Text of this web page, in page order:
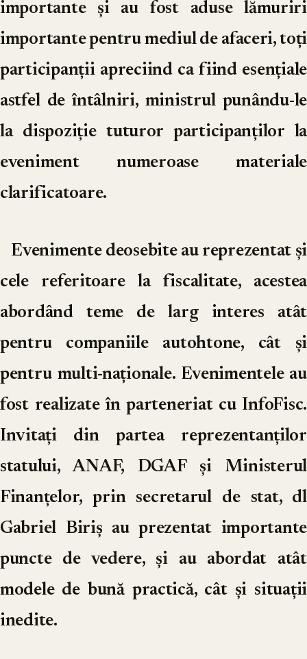
importante și au fost aduse lămuriri
importante pentru mediul de afaceri, toți
participanții apreciind ca fiind esențiale
astfel de întâlniri, ministrul punându-le
la dispoziție tuturor participanților la
eveniment numeroase materiale
clarificatoare.
Evenimente deosebite au reprezentat și
cele referitoare la fiscalitate, acestea
abordând teme de larg interes atât
pentru companiile autohtone, cât și
pentru multi-naționale. Evenimentele au
fost realizate în parteneriat cu InfoFisc.
Invitați din partea reprezentanților
statului, ANAF, DGAF și Ministerul
Finanțelor, prin secretarul de stat, dl
Gabriel Biriș au prezentat importante
puncte de vedere, și au abordat atât
modele de bună practică, cât și situații
inedite.